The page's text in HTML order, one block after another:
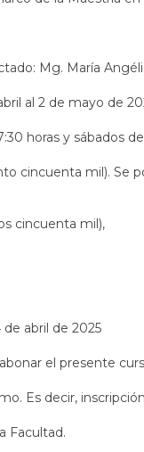
Mg. María
al 2 de mayo de
horas y sábados
cincuenta mil). Se
cincuenta mil),
abril de 2025
el presente
Es decir,
Facultad.